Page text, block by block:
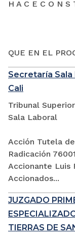
H A C E C O N S
QUE EN EL
Secretaría
Cali
Tribunal
Sala Laboral
Acción Tutela
Radicación
Accionante Luis
Accionados...
JUZGADO
TIERRAS DE